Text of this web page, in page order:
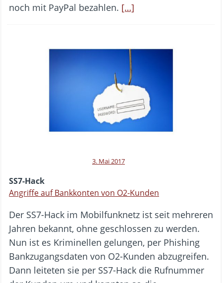
noch mit PayPal bezahlen. […]
3. Mai 2017
SS7-Hack
Angriffe auf Bankkonten von O2-Kunden
Der SS7-Hack im Mobilfunknetz ist seit mehreren
Jahren bekannt, ohne geschlossen zu werden.
Nun ist es Kriminellen gelungen, per Phishing
Bankzugangsdaten von O2-Kunden abzugreifen.
Dann leiteten sie per SS7-Hack die Rufnummer